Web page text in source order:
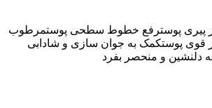
پیری پوسترفع خطوط سطحی پوستمرطوب
قوی پوستکمک به جوان سازی و شادابی
دلنشین و منحصر بفرد